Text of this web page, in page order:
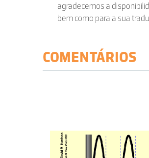
agradecemos a
bem como para a sua
COMENTÁRIOS